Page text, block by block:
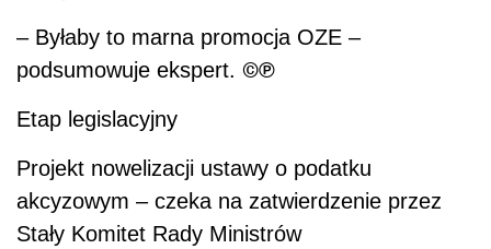
– Byłaby to marna promocja OZE –
podsumowuje ekspert. ©℗
Etap legislacyjny
Projekt nowelizacji ustawy o podatku
akcyzowym – czeka na zatwierdzenie przez
Stały Komitet Rady Ministrów